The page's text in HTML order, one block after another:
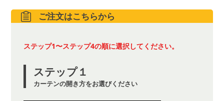
ご注文はこちらから
ステップ1〜ステップ4の順に選択してください。
ステップ１
カーテンの開き方をお選びください